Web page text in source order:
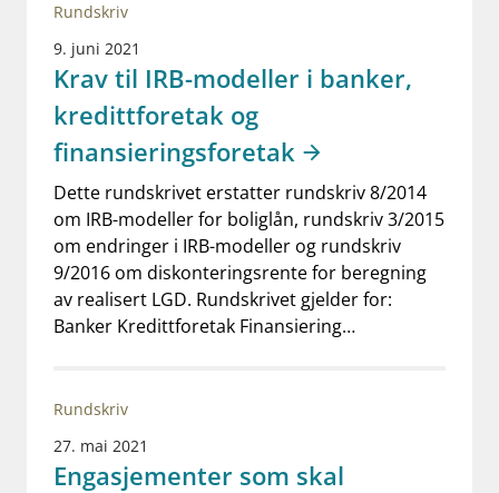
Rundskriv
9. juni 2021
Krav til IRB-modeller i banker,
kredittforetak og
finansieringsforetak
Dette rundskrivet erstatter rundskriv 8/2014
om IRB-modeller for boliglån, rundskriv 3/2015
om endringer i IRB-modeller og rundskriv
9/2016 om diskonteringsrente for beregning
av realisert LGD. Rundskrivet gjelder for:
Banker Kredittforetak Finansiering…
Rundskriv
27. mai 2021
Engasjementer som skal